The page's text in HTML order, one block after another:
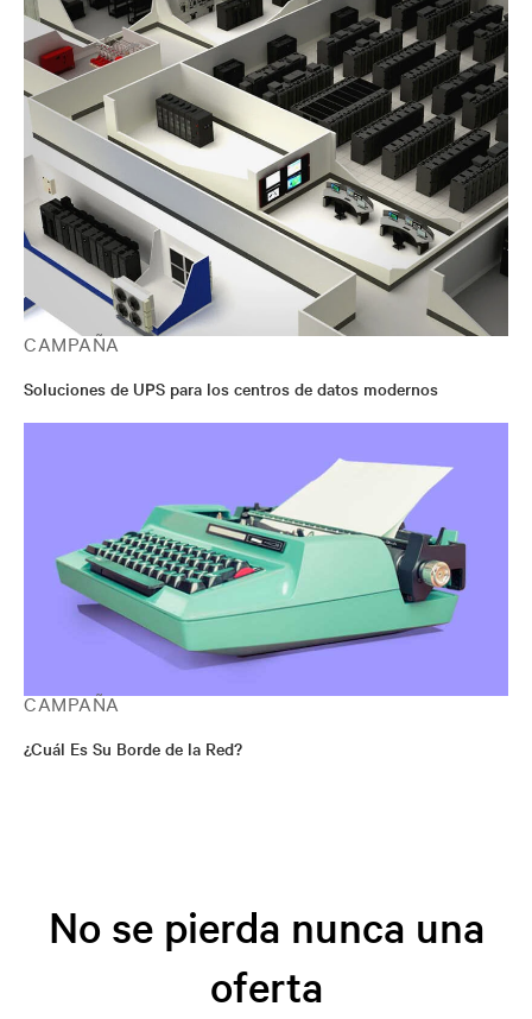
CAMPAÑA
Soluciones de UPS para los centros de datos modernos
CAMPAÑA
¿Cuál Es Su Borde de la Red?
No se pierda nunca una
oferta